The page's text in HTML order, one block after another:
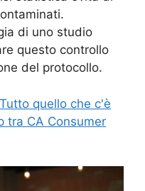
di uno studio
questo controllo
del protocollo.
Tutto quello che c'è
tra CA Consumer